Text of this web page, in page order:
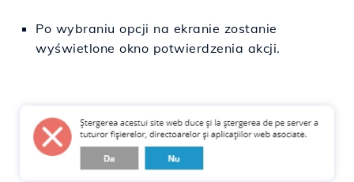
Po wybraniu opcji na ekranie zostanie
wyświetlone okno potwierdzenia akcji.